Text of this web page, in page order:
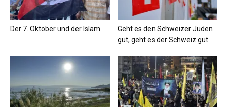
Der 7. Oktober und der Islam
Geht es den Schweizer Juden
gut, geht es der Schweiz gut